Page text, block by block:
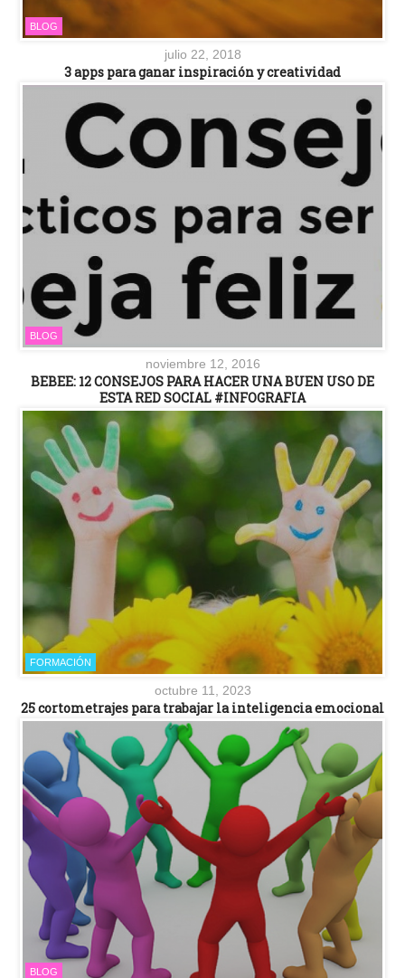
BLOG
julio 22, 2018
3 apps para ganar inspiración y creatividad
BLOG
noviembre 12, 2016
BEBEE: 12 CONSEJOS PARA HACER UNA BUEN USO DE
ESTA RED SOCIAL #INFOGRAFIA
FORMACIÓN
octubre 11, 2023
25 cortometrajes para trabajar la inteligencia emocional
BLOG